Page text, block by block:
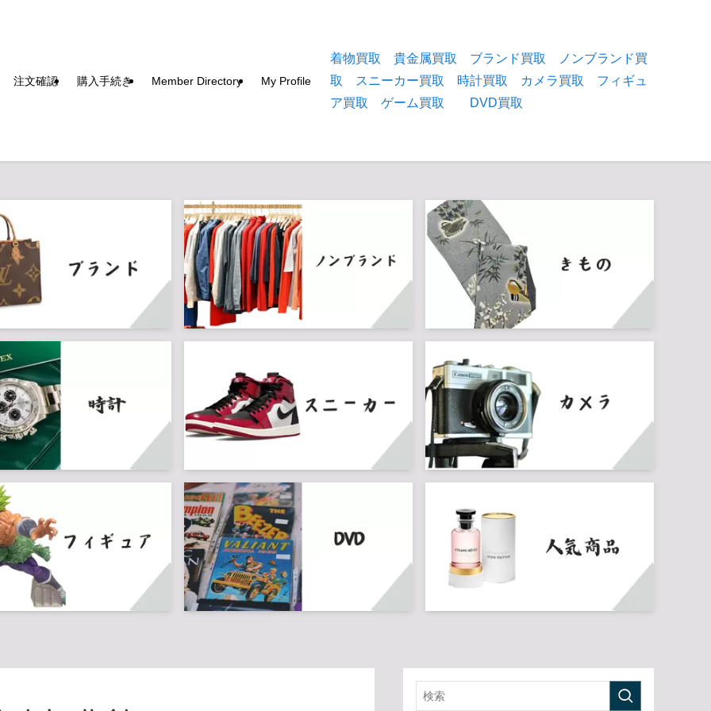
注文確認 購入手続き Member Directory My Profile
着物買取 貴金属買取 ブランド買取
ノンブランド買
取
スニーカー買取 時計買取 カメラ買取
フィギュ
ア買取
ゲーム買取 DVD買取